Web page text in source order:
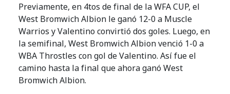
Previamente, en 4tos de final de la WFA CUP, el
West Bromwich Albion le ganó 12-0 a Muscle
Warrios y Valentino convirtió dos goles. Luego, en
la semifinal, West Bromwich Albion venció 1-0 a
WBA Throstles con gol de Valentino. Así fue el
camino hasta la final que ahora ganó West
Bromwich Albion.